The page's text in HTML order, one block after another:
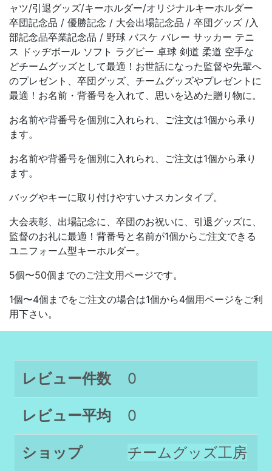
ャツ/引退グッズ/キーホルダー/オリジナルキーホルダー
卒団記念品 / 優勝記念 / 大会出場記念品 / 卒団グッズ /入
部記念品卒業記念品 / 野球 バスケ バレー サッカー テニ
ス ドッヂボール ソフト ラグビー 卓球 剣道 柔道 空手な
どチームグッズとして最適！お世話になった監督や先輩へ
のプレゼント、卒団グッズ、チームグッズやプレゼントに
最適！お名前・背番号を入れて、思いを込めた贈り物に。
お名前や背番号を個別に入れられ、ご注文は1個から承り
ます。
お名前や背番号を個別に入れられ、ご注文は1個から承り
ます。
バッグやキーに取り付けやすいナスカンタイプ。
大会表彰、出場記念に、卒団のお祝いに、引退グッズに、
監督のお礼に最適！背番号と名前が1個からご注文できる
ユニフォーム型キーホルダー。
5個〜50個までのご注文用ページです。
1個〜4個までをご注文の場合は1個から4個用ページをご利
用下さい。
レビュー件数 0
レビュー平均 0
ショップ チームグッズ工房